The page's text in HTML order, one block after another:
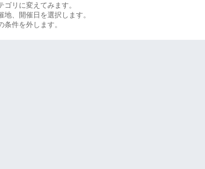
ゴリに変えてみます。
地、開催日を選択します。
条件を外します。